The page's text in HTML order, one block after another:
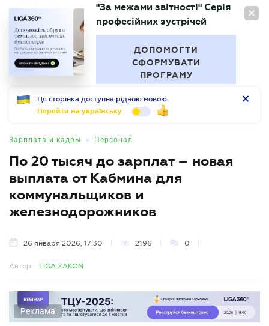
RU
БУХГАЛТЕР
"За межами звітності" Серія
професійних зустрічей
ДОПОМОГТИ
СФОРМУВАТИ
ПРОГРАМУ
Ця сторінка доступна рідною мовою.
Перейти на українську
Зарплата и кадры • Персонал
По 20 тысяч до зарплат – новая
выплата от Кабмина для
коммунальщиков и
железнодорожников
26 января 2026, 17:30 2196 0
Автор: LIGA ZAKON
Реклама